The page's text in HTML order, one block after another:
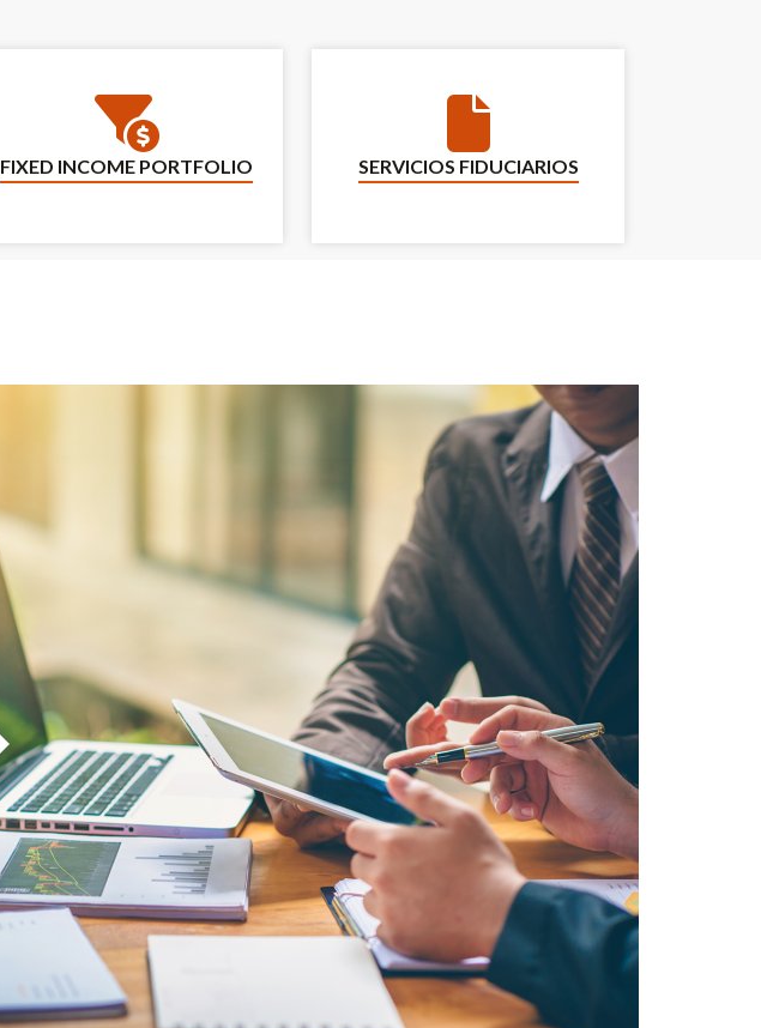
Fixed Income Portfolio
FIXED INCOME PORTFOLIO
Servicios fiduciarios
SERVICIOS FIDUCIARIOS